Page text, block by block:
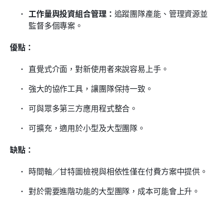
工作量與投資組合管理： 追蹤團隊產能、管理資源並
監督多個專案。
優點：
直覺式介面，對新使用者來說容易上手。
強大的協作工具，讓團隊保持一致。
可與眾多第三方應用程式整合。
可擴充，適用於小型及大型團隊。
缺點：
時間軸／甘特圖檢視與相依性僅在付費方案中提供。
對於需要進階功能的大型團隊，成本可能會上升。